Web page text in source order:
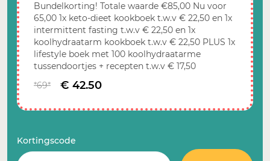
Bundelkorting! Totale waarde €85,00 Nu voor
65,00 1x keto-dieet kookboek t.w.v € 22,50 en 1x
intermittent fasting t.w.v € 22,50 en 1x
koolhydraatarm kookboek t.w.v € 22,50 PLUS 1x
lifestyle boek met 100 koolhydraatarme
tussendoortjes + recepten t.w.v € 17,50
*69*
€ 42.50
Kortingscode